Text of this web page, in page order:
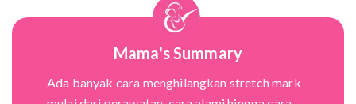
Mama's Summary
Ada banyak cara menghilangkan stretch mark